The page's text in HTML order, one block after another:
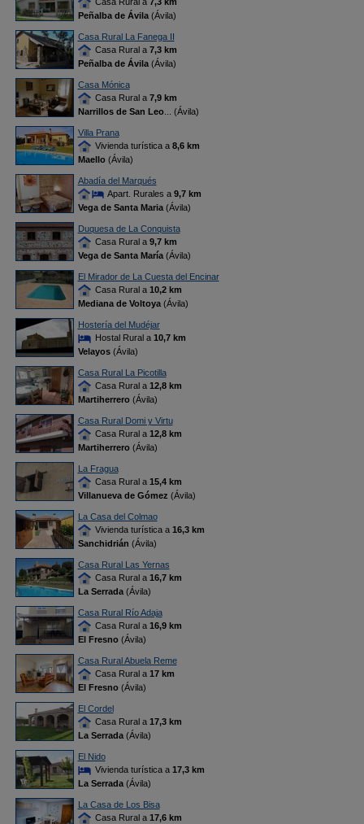
Peñalba de Ávila(Ávila)
Casa Rural La Fanega II
Casa Rural a 7,3 km
Peñalba de Ávila(Ávila)
Casa Mónica
Casa Rural a 7,9 km
Narrillos de San Leo... (Ávila)
Villa Prana
Vivienda turística a 8,6 km
Maello(Ávila)
Abadía del Marqués
Apart. Rurales a 9,7 km
Vega de Santa Maria(Ávila)
Duquesa de La Conquista
Casa Rural a 9,7 km
Vega de Santa María(Ávila)
El Mirador de La Cuesta del Encinar
Casa Rural a 10,2 km
Mediana de Voltoya(Ávila)
Hostería del Mudéjar
Hostal Rural a 10,7 km
Velayos(Ávila)
Casa Rural La Picotilla
Casa Rural a 12,8 km
Martiherrero(Ávila)
Casa Rural Domi y Virtu
Casa Rural a 12,8 km
Martiherrero(Ávila)
La Fragua
Casa Rural a 15,4 km
Villanueva de Gómez (Ávila)
La Casa del Colmao
Vivienda turística a 16,3 km
Sanchidrián (Ávila)
Casa Rural Las Yernas
Casa Rural a 16,7 km
La Serrada(Ávila)
Casa Rural Río Adaja
Casa Rural a 16,9 km
El Fresno(Ávila)
Casa Rural Abuela Reme
Casa Rural a 17 km
El Fresno(Ávila)
El Cordel
Casa Rural a 17,3 km
La Serrada(Ávila)
El Nido
Vivienda turística a 17,3 km
La Serrada(Ávila)
La Casa de Los Bisa
Casa Rural a 17,6 km